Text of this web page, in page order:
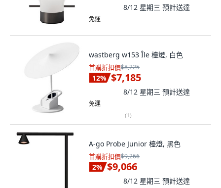
8/12 星期三 預計送達
免運
wastberg w153 Île 檯燈, 白色
首購折扣價$8,225
12% $7,185
8/12 星期三 預計送達
免運
(1)
A-go Probe Junior 檯燈, 黑色
首購折扣價$9,266
2% $9,066
8/12 星期三 預計送達